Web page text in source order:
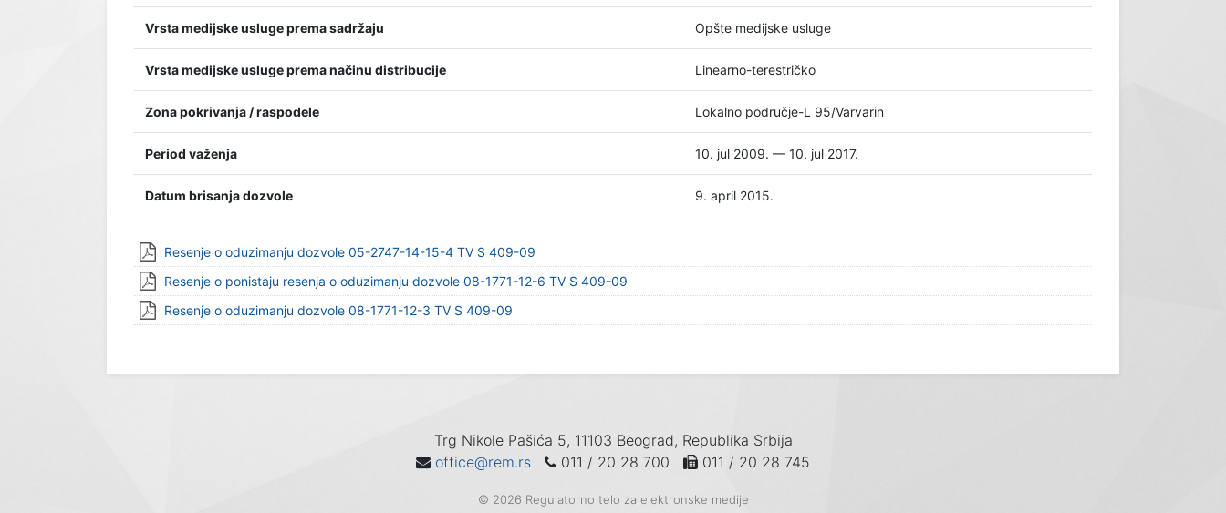
Vrsta medijske usluge prema sadržaju Opšte medijske usluge
Vrsta medijske usluge prema načinu distribucije Linearno-terestričko
Zona pokrivanja / raspodele Lokalno područje-L 95/Varvarin
Period važenja 10. jul 2009. — 10. jul 2017.
Datum brisanja dozvole 9. april 2015.
Resenje o oduzimanju dozvole 05-2747-14-15-4 TV S 409-09
Resenje o ponistaju resenja o oduzimanju dozvole 08-1771-12-6 TV S 409-09
Resenje o oduzimanju dozvole 08-1771-12-3 TV S 409-09
Trg Nikole Pašića 5, 11103 Beograd, Republika Srbija
office@rem.rs
011 / 20 28 700 011 / 20 28 745
© 2026 Regulatorno telo za elektronske medije